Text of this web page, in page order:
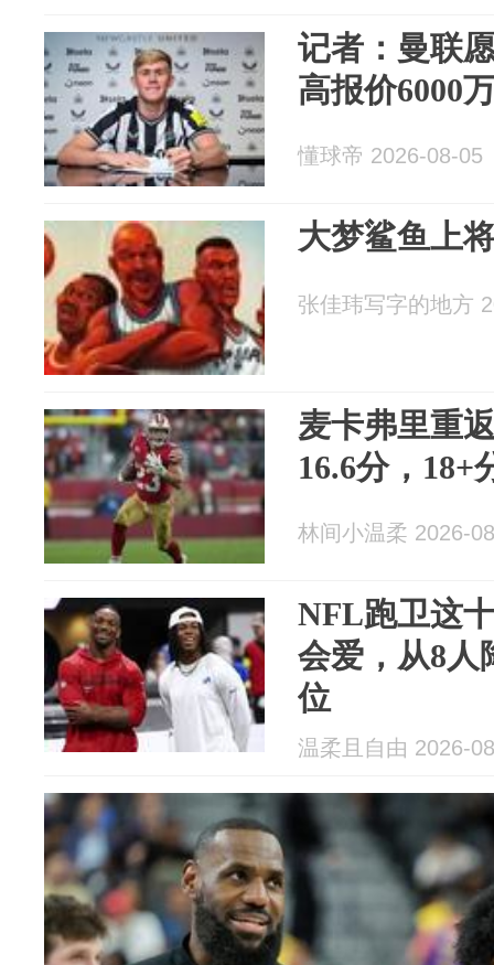
记者：曼联
高报价6000
懂球帝 2026-08-05
大梦鲨鱼上
张佳玮写字的地方
麦卡弗里重
16.6分，18+
林间小温柔 2026-
NFL跑卫这
会爱，从8人
位
温柔且自由 2026-